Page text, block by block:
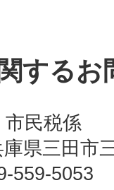
するお
民税係
県三田市
559-5053